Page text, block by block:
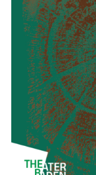
Europäischen
Förderer
ALsace
Services